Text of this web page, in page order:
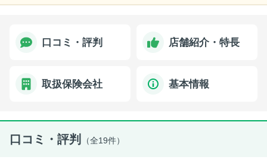
口コミ・評判 店舗紹介・特長
取扱保険会社 基本情報
口コミ・評判 （全19件）